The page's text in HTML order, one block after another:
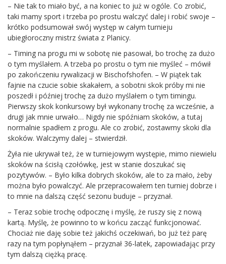
– Nie tak to miało być, a na koniec to już w ogóle. Co zrobić,
taki mamy sport i trzeba po prostu walczyć dalej i robić swoje –
krótko podsumował swój występ w całym turnieju
ubiegłoroczny mistrz świata z Planicy.
– Timing na progu mi w sobotę nie pasował, bo trochę za dużo
o tym myślałem. A trzeba po prostu o tym nie myśleć – mówił
po zakończeniu rywalizacji w Bischofshofen. – W piątek tak
fajnie na czucie sobie skakałem, a sobotni skok próby mi nie
poszedł i później trochę za dużo myślałem o tym timingu.
Pierwszy skok konkursowy był wykonany trochę za wcześnie, a
drugi jak mnie urwało… Nigdy nie spóźniam skoków, a tutaj
normalnie spadłem z progu. Ale co zrobić, zostawmy skoki dla
skoków. Walczymy dalej – stwierdził.
Żyła nie ukrywał też, że w turniejowym występie, mimo niewielu
skoków na ścisłą czołówkę, jest w stanie doszukać się
pozytywów. – Było kilka dobrych skoków, ale to za mało, żeby
można było powalczyć. Ale przepracowałem ten turniej dobrze i
to mnie na dalszą część sezonu buduje – przyznał.
– Teraz sobie trochę odpocznę i myślę, że ruszy się z nową
kartą. Myślę, że powinno to w końcu zacząć funkcjonować.
Chociaż nie daję sobie też jakichś oczekiwań, bo już też parę
razy na tym popłynąłem – przyznał 36-latek, zapowiadając przy
tym dalszą ciężką pracę.